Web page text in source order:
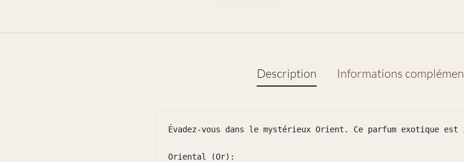
Description Informations
Évadez-vous dans le mystérieux Orient. Ce parfum exotique
Oriental (Or):